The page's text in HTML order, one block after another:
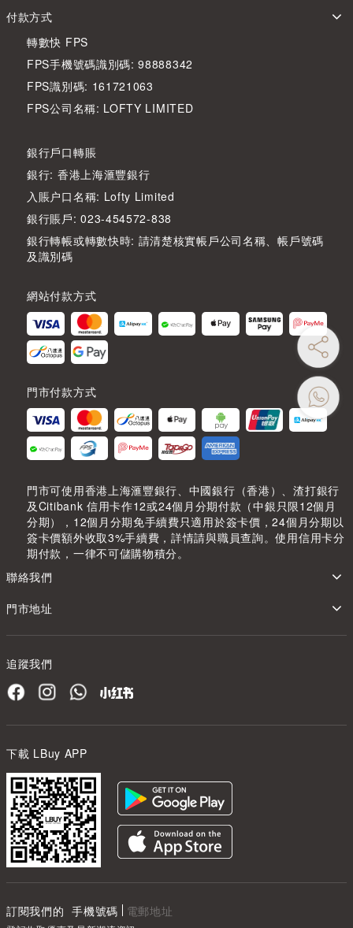
付款方式
轉數快 FPS
FPS手機號碼識別碼: 98888342
FPS識別碼: 161721063
FPS公司名稱: LOFTY LIMITED
銀行戶口轉賬
銀行: 香港上海滙豐銀行
入賬户口名稱: Lofty Limited
銀行賬戶: 023-454572-838
銀行轉帳或轉數快時: 請清楚核實帳戶公司名稱、帳戶號碼
及識別碼
網站付款方式
門市付款方式
門市可使用香港上海滙豐銀行、中國銀行（香港）、渣打銀行
及Citibank 信用卡作12或24個月分期付款（中銀只限12個月
分期），12個月分期免手續費只適用於簽卡價，24個月分期以
簽卡價額外收取3%手續費，詳情請與職員查詢。使用信用卡分
期付款，一律不可儲購物積分。
聯絡我們
門市地址
追蹤我們
下載 LBuy APP
訂閱我們的 手機號碼 電郵地址